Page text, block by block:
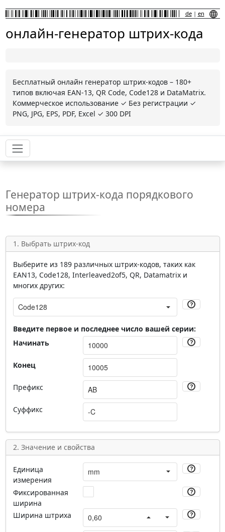
de| en
онлайн-генератор штрих-кода
Бесплатный онлайн генератор штрих-кодов – 180+
типов включая EAN-13, QR Code, Code128 и DataMatrix.
Коммерческое использование ✓ Без регистрации ✓
PNG, JPG, EPS, PDF, Excel ✓ 300 DPI
Генератор штрих-кода порядкового
номера
1. Выбрать штрих-код
Выберите из 189 различных штрих-кодов, таких как
EAN13, Code128, Interleaved2of5, QR, Datamatrix и
многих других:
Введите первое и последнее число вашей серии:
Начинать
Конец
Префикс
Суффикс
2. Значение и свойства
Единица
измерения
Фиксированная
ширина
Ширина штриха